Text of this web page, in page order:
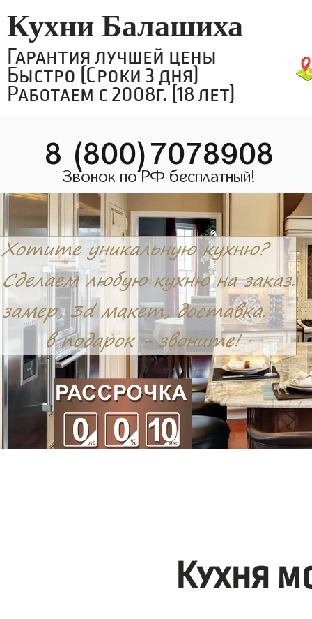
Кухни Балашиха
Гарантия лучшей цены
Быстро (Сроки 3 дня)
Работаем с 2008г. (18 лет)
8 (800)7078908
Звонок по РФ бесплатный!
Кухня